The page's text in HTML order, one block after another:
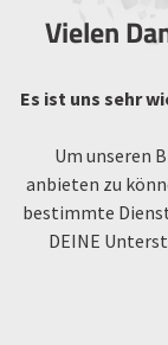
Vielen
Es ist uns sehr
Um unseren
anbieten zu
bestimmte
DEINE